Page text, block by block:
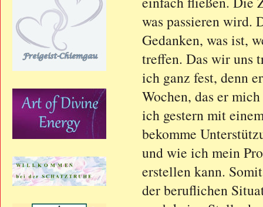
was passieren wird.
Gedanken, was ist,
treffen. Das wir uns
ich ganz fest, denn
Wochen, das er
ich gestern mit
bekomme
und wie ich mein
erstellen kann.
der beruflichen